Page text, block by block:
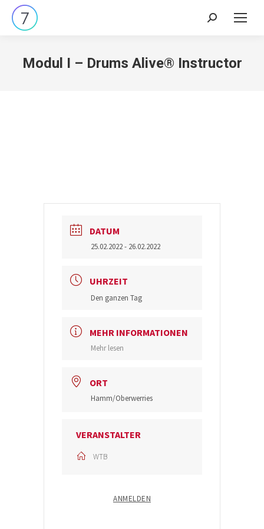
Search:
Modul I – Drums Alive® Instructor
DATUM
25.02.2022- 26.02.2022
UHRZEIT
Den ganzen Tag
MEHR INFORMATIONEN
Mehr lesen
ORT
Hamm/Oberwerries
VERANSTALTER
WTB
ANMELDEN